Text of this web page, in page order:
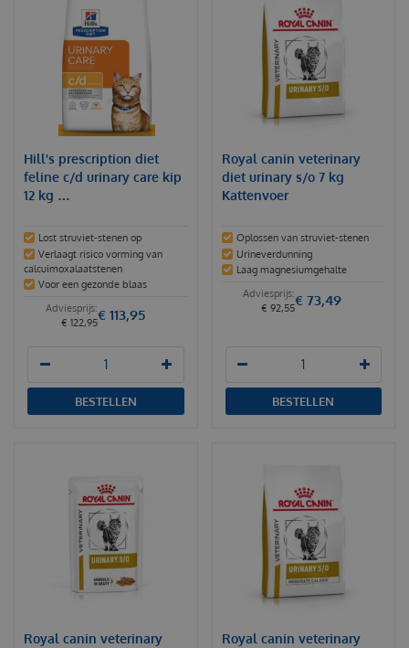
Hill's prescription diet
feline c/d urinary care kip
12 kg …
Lost struviet-stenen op
Verlaagt risico vorming van
calcuimoxalaatstenen
Voor een gezonde blaas
€ 122,95€ 113,95
BESTELLEN
Royal canin veterinary
diet urinary s/o 7 kg
Kattenvoer
Oplossen van struviet-stenen
Urineverdunning
Laag magnesiumgehalte
€ 92,55€ 73,49
BESTELLEN
Royal canin veterinary
Royal canin veterinary